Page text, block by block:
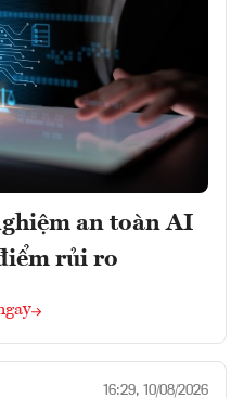
an toàn AI
rủi ro
16:29, 10/08/2026